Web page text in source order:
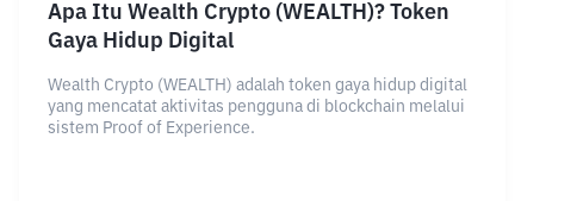
Apa Itu Wealth Crypto (WEALTH)? Token
Gaya Hidup Digital
Wealth Crypto (WEALTH) adalah token gaya hidup digital
yang mencatat aktivitas pengguna di blockchain melalui
sistem Proof of Experience.